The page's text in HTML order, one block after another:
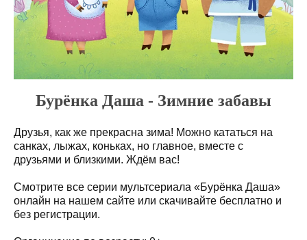
Бурёнка Даша - Зимние забавы
Друзья, как же прекрасна зима! Можно кататься на
санках, лыжах, коньках, но главное, вместе с
друзьями и близкими. Ждём вас!
Смотрите все серии мультсериала «Бурёнка Даша»
онлайн на нашем сайте или скачивайте бесплатно и
без регистрации.